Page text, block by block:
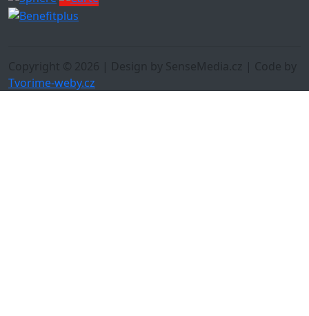
Copyright © 2026 | Design by SenseMedia.cz | Code by
Tvorime-weby.cz